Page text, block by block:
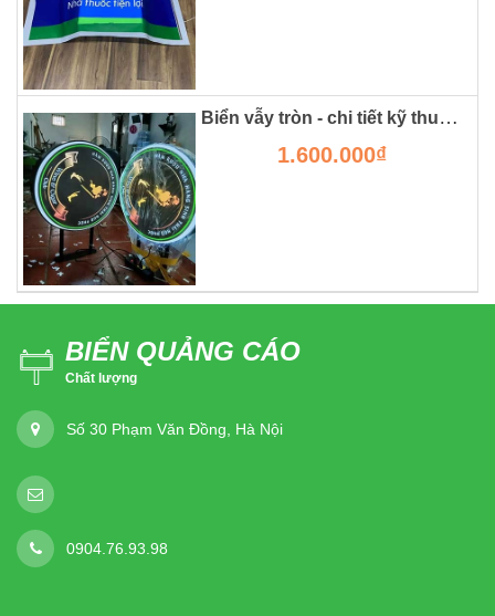
Biển vẫy tròn - chi tiết kỹ thuật, giá thành và ưu nhược điểm.
1.600.000₫